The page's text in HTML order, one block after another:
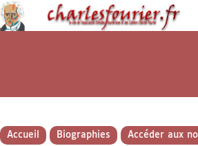
Accueil Biographies Accéder aux